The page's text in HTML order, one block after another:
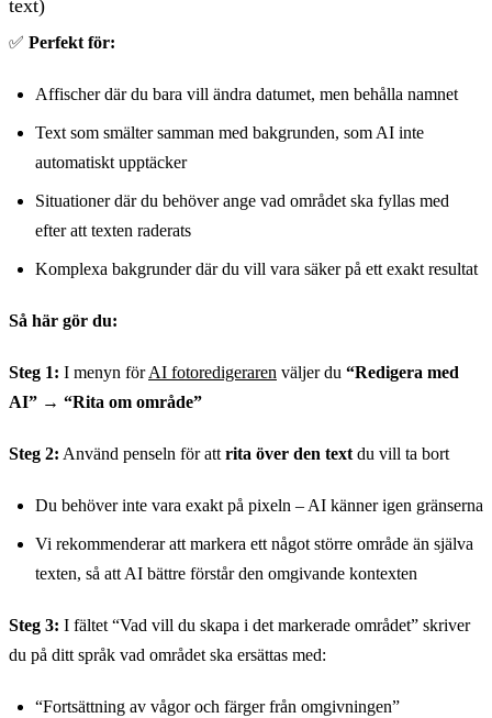
text)
✅ Perfekt för:
Affischer där du bara vill ändra datumet, men behålla namnet
Text som smälter samman med bakgrunden, som AI inte
automatiskt upptäcker
Situationer där du behöver ange vad området ska fyllas med
efter att texten raderats
Komplexa bakgrunder där du vill vara säker på ett exakt resultat
Så här gör du:
Steg 1: I menyn förAI fotoredigeraren väljer du “Redigera med
AI” → “Rita om område”
Steg 2: Använd penseln för att rita över den text du vill ta bort
Du behöver inte vara exakt på pixeln – AI känner igen gränserna
Vi rekommenderar att markera ett något större område än själva
texten, så att AI bättre förstår den omgivande kontexten
Steg 3: I fältet “Vad vill du skapa i det markerade området” skriver
du på ditt språk vad området ska ersättas med:
“Fortsättning av vågor och färger från omgivningen”